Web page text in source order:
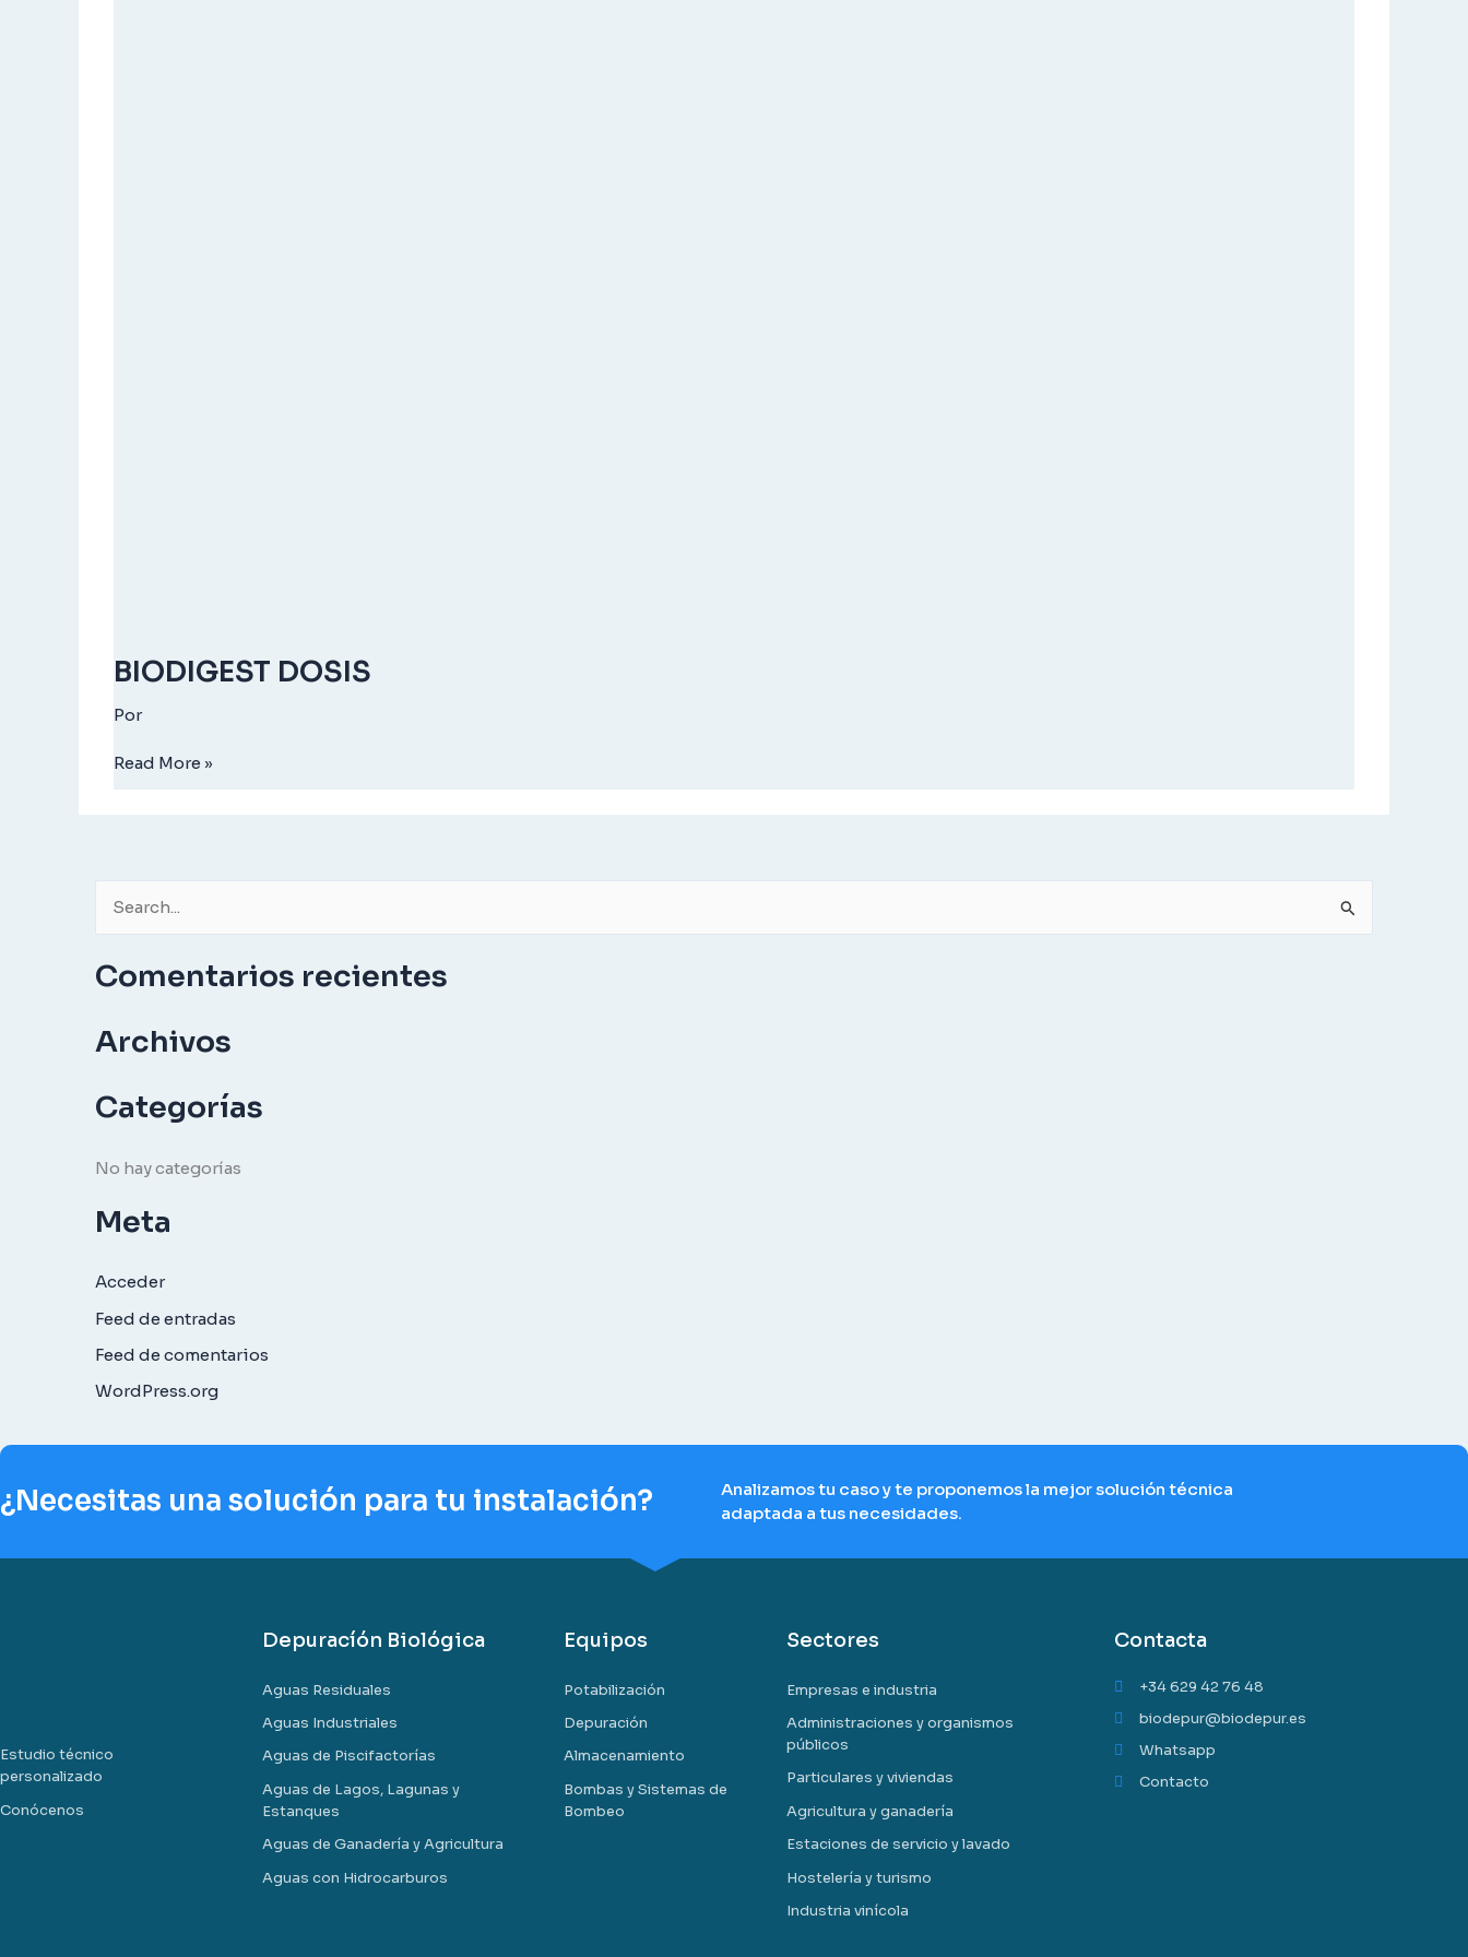
BIODIGEST DOSIS
Por
Read More »
s
a
p
r
Comentarios recientes
Archivos
Categorías
No hay categorías
Meta
Acceder
Feed de entradas
Feed de comentarios
WordPress.org
¿Necesitas una solución para tu instalación?
Analizamos tu caso y te proponemos la mejor solución técnica
adaptada a tus necesidades.
Estudio técnico
personalizado
Conócenos
Depuracíón Biológica
Aguas Residuales
Aguas Industriales
Aguas de Piscifactorías
Aguas de Lagos, Lagunas y
Estanques
Aguas de Ganadería y Agricultura
Aguas con Hidrocarburos
Equipos
Potabilización
Depuración
Almacenamiento
Bombas y Sistemas de
Bombeo
Sectores
Empresas e industria
Administraciones y organismos
públicos
Particulares y viviendas
Agricultura y ganadería
Estaciones de servicio y lavado
Hostelería y turismo
Industria vinícola
Contacta
+34 629 42 76 48
biodepur@biodepur.es
Whatsapp
Contacto